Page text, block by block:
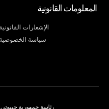
المعلومات القانونية
الإشعارات القانونية
سياسة الخصوصية
رئاسة جمهورية